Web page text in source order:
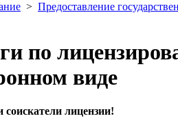
> Предоставление
по
виде
лицензии!